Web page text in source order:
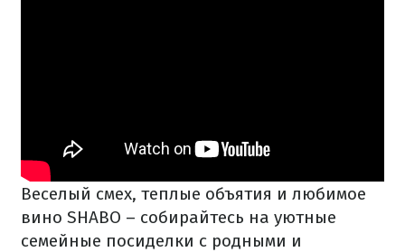
Веселый смех, теплые объятия и любимое
вино SHABO – собирайтесь на уютные
семейные посиделки с родными и